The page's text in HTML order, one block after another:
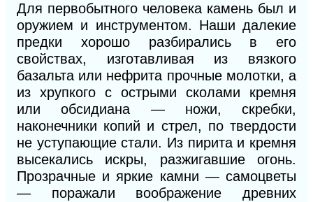
Для первобытного человека камень был и
оружием и инструментом. Наши далекие
предки хорошо разбирались в его
свойствах, изготавливая из вязкого
базальта или нефрита прочные молотки, а
из хрупкого с острыми сколами кремня
или обсидиана — ножи, скребки,
наконечники копий и стрел, по твердости
не уступающие стали. Из пирита и кремня
высекались искры, разжигавшие огонь.
Прозрачные и яркие камни — самоцветы
— поражали воображение древних